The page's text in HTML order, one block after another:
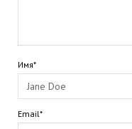
Имя*
Email*